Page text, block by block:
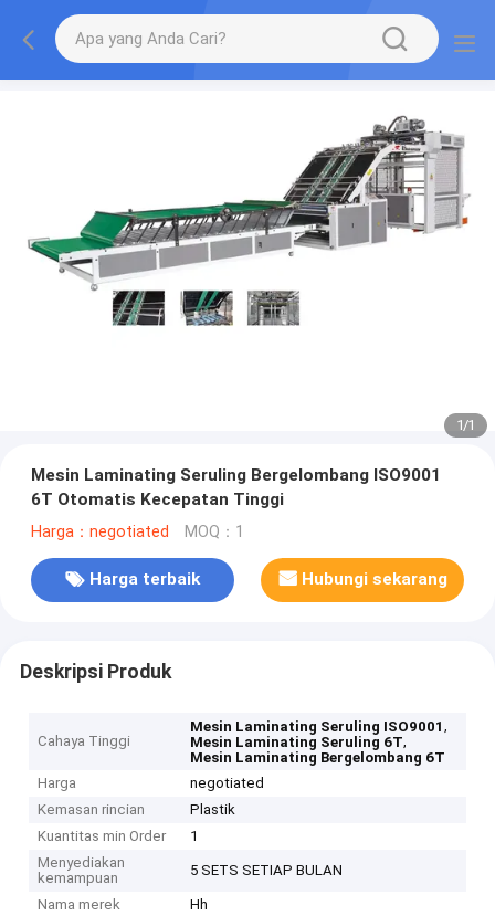
1/1
Mesin Laminating Seruling Bergelombang ISO9001
6T Otomatis Kecepatan Tinggi
Harga：negotiated MOQ：1
Harga terbaik Hubungi sekarang
Deskripsi Produk
Cahaya Tinggi
Mesin Laminating Seruling ISO9001,
Mesin Laminating Seruling 6T,
Mesin Laminating Bergelombang 6T
Harga
negotiated
Kemasan rincian
Plastik
Kuantitas min Order
1
Menyediakan
kemampuan
5 SETS SETIAP BULAN
Nama merek Hh